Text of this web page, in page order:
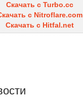
Скачать с Turbo.cc
с Nitroflare.com
Скачать с Hitfal.net